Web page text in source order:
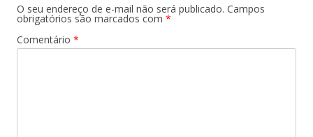
O seu endereço de e-mail não será publicado. Campos
obrigatórios são marcados com *
Comentário *